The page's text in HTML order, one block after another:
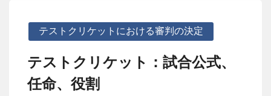
テストクリケットにおける審判の決定
テストクリケット：試合公式、
任命、役割